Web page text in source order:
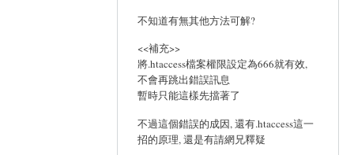
不知道有無其他方法可解?
<<補充>>
將.htaccess檔案權限設定為666就有效,
不會再跳出錯誤訊息
暫時只能這樣先擋著了
不過這個錯誤的成因, 還有.htaccess這一
招的原理, 還是有請網兄釋疑